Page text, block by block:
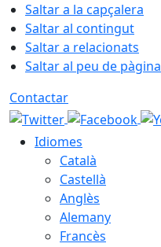
Saltar a la capçalera
Saltar al contingut
Saltar a relacionats
Saltar al peu de pàgina
Contactar
Idiomes
Català
Castellà
Anglès
Alemany
Francès